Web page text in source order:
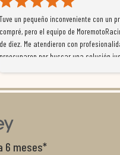
Tuve un pequeño inconveniente con un
compré, pero el equipo de
de diez. Me atendieron con
preocuparon por buscar una solución
con el cliente, y me ofrecieron unas
recomendables.
6 meses*